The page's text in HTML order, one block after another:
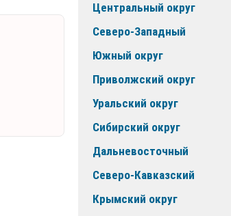
Центральный округ
Северо-Западный
Южный округ
Приволжский округ
Уральский округ
Сибирский округ
Дальневосточный
Северо-Кавказский
Крымский округ